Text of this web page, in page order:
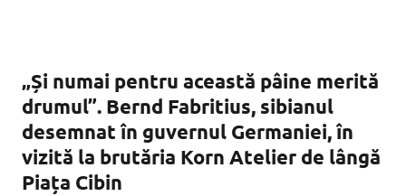
„Și numai pentru această pâine merită
drumul”. Bernd Fabritius, sibianul
desemnat în guvernul Germaniei, în
vizită la brutăria Korn Atelier de lângă
Piața Cibin